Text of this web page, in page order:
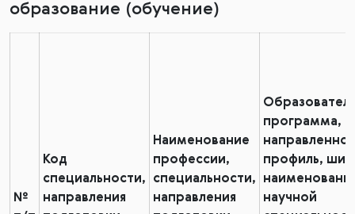
образование (обучение)
№
Код
специальности,
направления
Наименование
профессии,
специальности,
направления
программа,
профиль,
научной